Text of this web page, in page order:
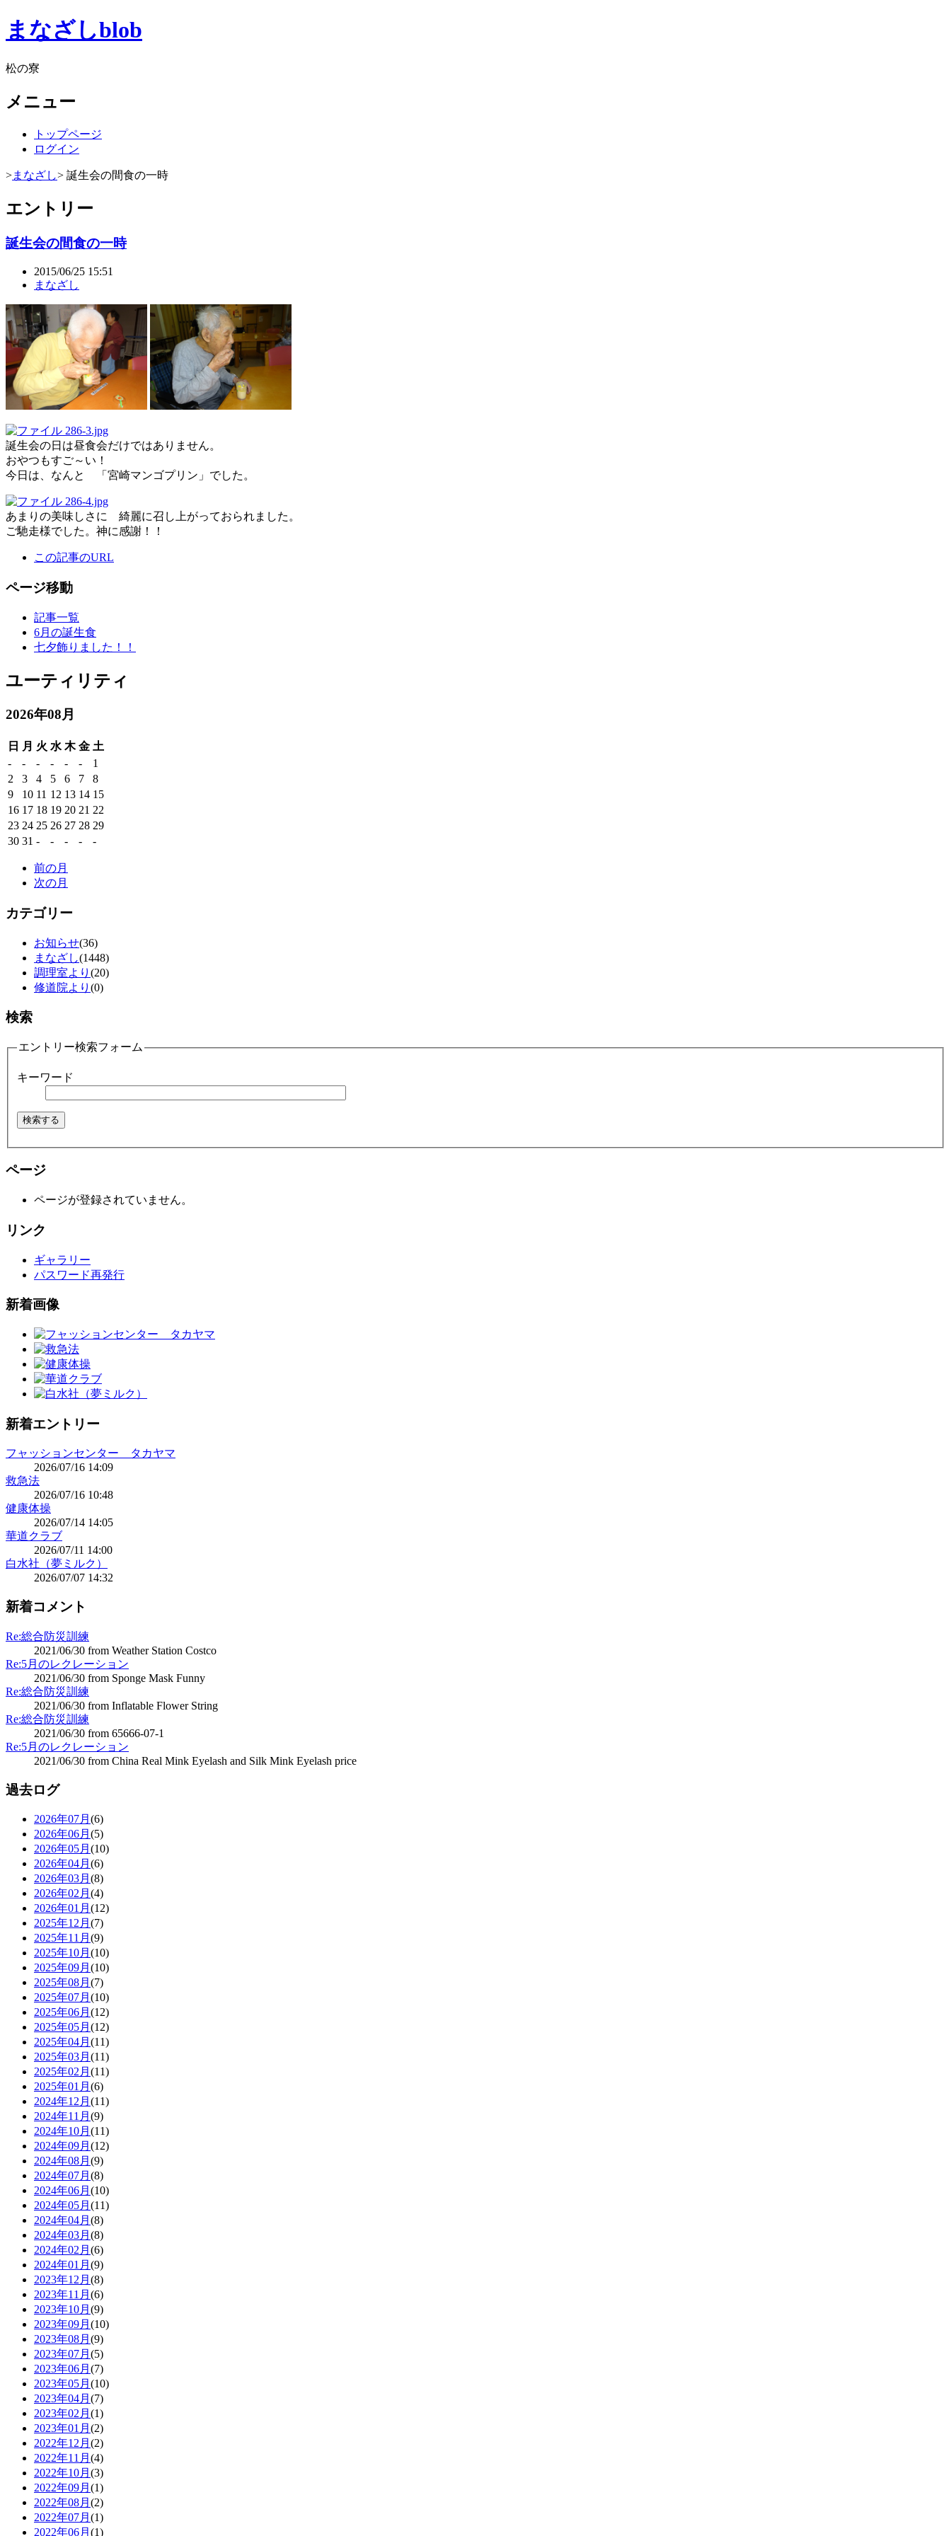
まなざしblob
松の寮
メニュー
トップページ
ログイン
>まなざし> 誕生会の間食の一時
エントリー
誕生会の間食の一時
2015/06/25 15:51
まなざし
誕生会の日は昼食会だけではありません。
おやつもすご～い！
今日は、なんと 「宮崎マンゴプリン」でした。
あまりの美味しさに 綺麗に召し上がっておられました。
ご馳走様でした。神に感謝！！
この記事のURL
ページ移動
記事一覧
6月の誕生食
七夕飾りました！！
ユーティリティ
2026年08月
日 月 火 水 木 金 土
-
- - - - -
1
2
3 4 5 6 7
8
9
10 11 12 13 14 15
16 17 18 19 20 21 22
23 24 25 26 27 28 29
30 31 - - - - -
前の月
次の月
カテゴリー
お知らせ(36)
まなざし(1448)
調理室より (20)
修道院より (0)
検索
エントリー検索フォーム
キーワード
ページ
ページが登録されていません。
リンク
ギャラリー
パスワード再発行
新着画像
新着エントリー
フャッションセンター タカヤマ
2026/07/16 14:09
救急法
2026/07/16 10:48
健康体操
2026/07/14 14:05
華道クラブ
2026/07/11 14:00
白水社（夢ミルク）
2026/07/07 14:32
新着コメント
Re:総合防災訓練
2021/06/30 from Weather Station Costco
Re:5月のレクレーション
2021/06/30 from Sponge Mask Funny
Re:総合防災訓練
2021/06/30 from Inflatable Flower String
Re:総合防災訓練
2021/06/30 from 65666-07-1
Re:5月のレクレーション
2021/06/30 from China Real Mink Eyelash and Silk Mink Eyelash price
過去ログ
2026年07月 (6)
2026年06月 (5)
2026年05月 (10)
2026年04月 (6)
2026年03月 (8)
2026年02月 (4)
2026年01月 (12)
2025年12月 (7)
2025年11月 (9)
2025年10月 (10)
2025年09月 (10)
2025年08月 (7)
2025年07月 (10)
2025年06月 (12)
2025年05月 (12)
2025年04月 (11)
2025年03月 (11)
2025年02月 (11)
2025年01月 (6)
2024年12月 (11)
2024年11月 (9)
2024年10月 (11)
2024年09月 (12)
2024年08月 (9)
2024年07月 (8)
2024年06月 (10)
2024年05月 (11)
2024年04月 (8)
2024年03月 (8)
2024年02月 (6)
2024年01月 (9)
2023年12月 (8)
2023年11月 (6)
2023年10月 (9)
2023年09月 (10)
2023年08月 (9)
2023年07月 (5)
2023年06月 (7)
2023年05月 (10)
2023年04月 (7)
2023年02月 (1)
2023年01月 (2)
2022年12月 (2)
2022年11月 (4)
2022年10月 (3)
2022年09月 (1)
2022年08月 (2)
2022年07月 (1)
2022年06月 (1)